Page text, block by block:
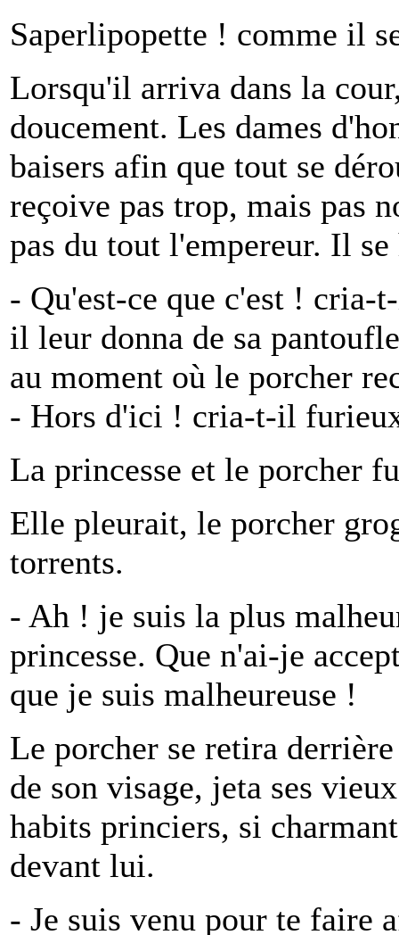
Saperlipopette ! comme il
Lorsqu'il arriva dans la
doucement. Les dames
baisers afin que tout se
reçoive pas trop, mais pas
pas du tout l'empereur. Il
- Qu'est-ce que c'est ! cria-
il leur donna de sa
au moment où le porcher
- Hors d'ici ! cria-t-il
La princesse et le porcher
Elle pleurait, le porcher
torrents.
- Ah ! je suis la plus
princesse. Que n'ai-je
que je suis malheureuse !
Le porcher se retira
de son visage, jeta ses
habits princiers, si
devant lui.
- Je suis venu pour te faire